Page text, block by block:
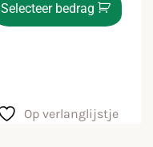
Selecteer bedrag
Op verlanglijstje